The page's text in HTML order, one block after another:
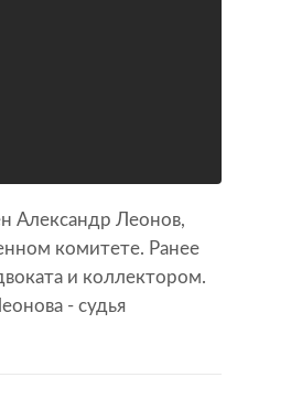
Александр Леонов,
комитете. Ранее
и коллектором.
- судья